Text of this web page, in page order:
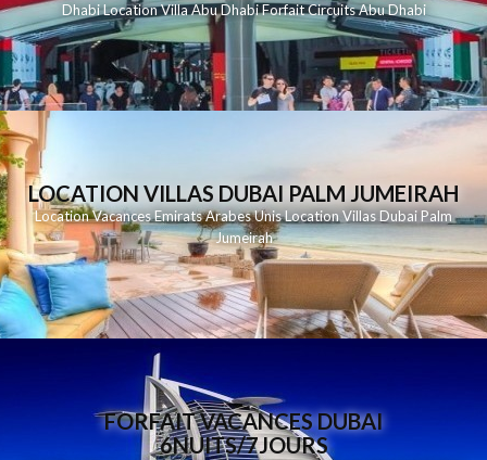
Dhabi Location Villa Abu Dhabi Forfait Circuits Abu Dhabi
LOCATION VILLAS DUBAI PALM JUMEIRAH
Location Vacances Emirats Arabes Unis Location Villas Dubai Palm
Jumeirah
FORFAIT VACANCES DUBAI
6NUITS/7JOURS